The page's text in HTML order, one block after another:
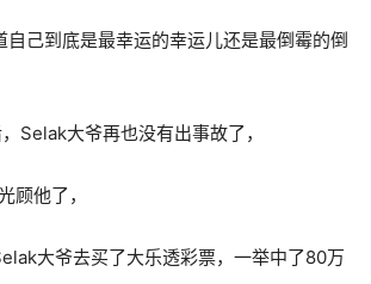
自己到底是最幸运的幸运儿还是最倒霉的倒
Selak大爷再也没有出事故了，
顾他了，
大爷去买了大乐透彩票，一举中了80万